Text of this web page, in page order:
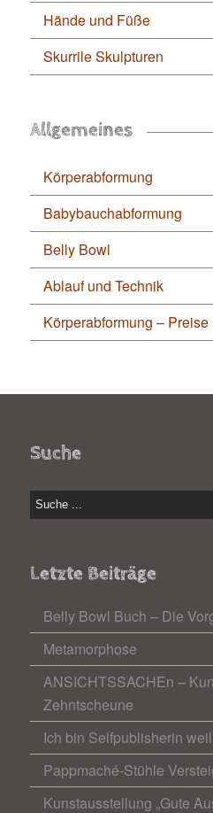
Hände und Füße
Skurrile Skulpturen
Allgemeines
Körperabformung
Babybauchabformung
Belly Bowl
Ablauf und Technik
Körperabformung – Preise
Suche
Letzte Beiträge
Belly Bowl Buch – Die
Metamorphose
ANSICHTSSACHEn –
Zehntscheune
Ich bin Selfpublisherin
Pappmaché-Stühle
Kunstausstellung „Gute